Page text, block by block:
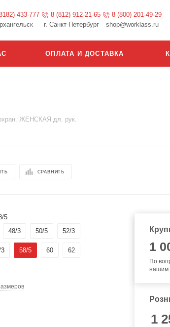
433-777
8 (812) 912-21-65
г. Санкт-Петербург
8 (800) 201-49-29
shop@worklass.ru
ОПЛАТА И ДОСТАВКА
ЖЕНСКАЯ дл. рук.
СРАВНИТЬ
5
48/3 50/5 52/3
58/5 60 62 1
По
нашим
1